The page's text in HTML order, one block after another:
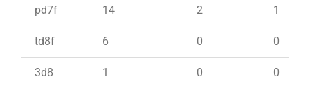
pd7f 14 2 1
td8f 6 0 0
3d8 1 0 0